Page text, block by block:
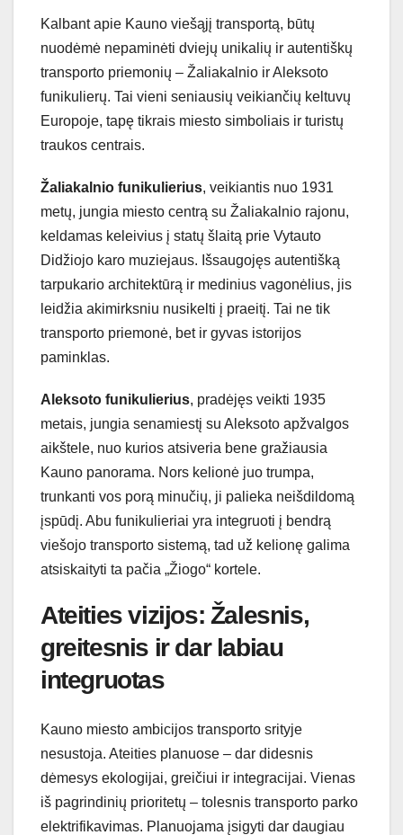
Kalbant apie Kauno viešąjį transportą, būtų
nuodėmė nepaminėti dviejų unikalių ir autentiškų
transporto priemonių – Žaliakalnio ir Aleksoto
funikulierų. Tai vieni seniausių veikiančių keltuvų
Europoje, tapę tikrais miesto simboliais ir turistų
traukos centrais.
Žaliakalnio funikulierius, veikiantis nuo 1931
metų, jungia miesto centrą su Žaliakalnio rajonu,
keldamas keleivius į statų šlaitą prie Vytauto
Didžiojo karo muziejaus. Išsaugojęs autentišką
tarpukario architektūrą ir medinius vagonėlius, jis
leidžia akimirksniu nusikelti į praeitį. Tai ne tik
transporto priemonė, bet ir gyvas istorijos
paminklas.
Aleksoto funikulierius, pradėjęs veikti 1935
metais, jungia senamiestį su Aleksoto apžvalgos
aikštele, nuo kurios atsiveria bene gražiausia
Kauno panorama. Nors kelionė juo trumpa,
trunkanti vos porą minučių, ji palieka neišdildomą
įspūdį. Abu funikulieriai yra integruoti į bendrą
viešojo transporto sistemą, tad už kelionę galima
atsiskaityti ta pačia „Žiogo“ kortele.
Ateities vizijos: Žalesnis,
greitesnis ir dar labiau
integruotas
Kauno miesto ambicijos transporto srityje
nesustoja. Ateities planuose – dar didesnis
dėmesys ekologijai, greičiui ir integracijai. Vienas
iš pagrindinių prioritetų – tolesnis transporto parko
elektrifikavimas. Planuojama įsigyti dar daugiau